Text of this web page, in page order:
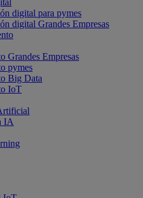
digital para pymes
digital Grandes Empresas
Grandes Empresas
pymes
Big Data
IoT
IA